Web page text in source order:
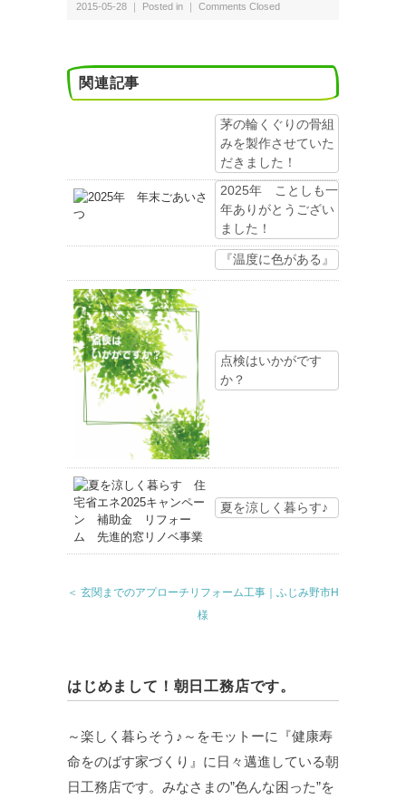
2015-05-28 ｜ Posted in ｜ Comments Closed
関連記事
茅の輪くぐりの骨組
みを製作させていた
だきました！
2025年 ことしも一
年ありがとうござい
ました！
『温度に色がある』
点検はいかがです
か？
夏を涼しく暮らす♪
＜ 玄関までのアプローチリフォーム工事｜ふじみ野市H
様
はじめまして！朝日工務店です。
～楽しく暮らそう♪～をモットーに『健康寿
命をのばす家づくり』に日々邁進している朝
日工務店です。みなさまの”色んな困った”を